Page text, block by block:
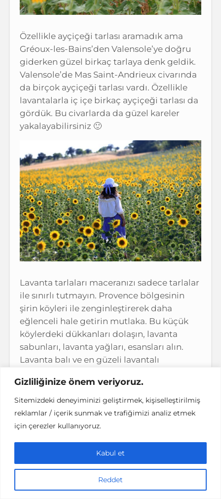
Gizliliğinize önem veriyoruz.
Sitemizdeki deneyiminizi geliştirmek, kişiselleştirilmiş
reklamlar / içerik sunmak ve trafiğimizi analiz etmek
için çerezler kullanıyoruz.
Reddet
Kabul et
Özellikle ayçiçeği tarlası aramadık ama
Gréoux-les-Bains’den Valensole’ye doğru
giderken güzel birkaç tarlaya denk geldik.
Valensole’de Mas Saint-Andrieux civarında
da birçok ayçiçeği tarlası vardı. Özellikle
lavantalarla iç içe birkaç ayçiçeği tarlası da
gördük. Bu civarlarda da güzel kareler
yakalayabilirsiniz 🙂
Lavanta tarlaları maceranızı sadece tarlalar
ile sınırlı tutmayın. Provence bölgesinin
şirin köyleri ile zenginleştirerek daha
eğlenceli hale getirin mutlaka. Bu küçük
köylerdeki dükkanları dolaşın, lavanta
sabunları, lavanta yağları, esansları alın.
Lavanta balı ve en güzeli lavantalı
güzel anılar biriktirin. Lavanta kokulu mor
düşler şimdiden 🙂